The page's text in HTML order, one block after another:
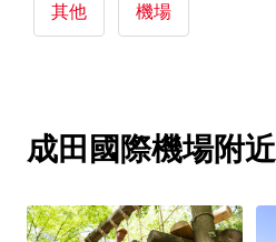
其他 機場
成田國際機場附近